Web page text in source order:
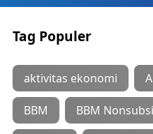
Tag Populer
aktivitas ekonomi
BBM BBM